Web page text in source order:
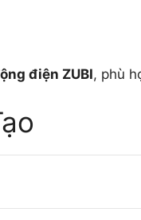
điện ZUBI, phù